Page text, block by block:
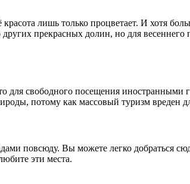
лишь только процветает. И хотя
прекрасных долин, но для весеннего
для свободного посещения
потому как массовый туризм вреден
повсюду. Вы можете легко добраться
эти места.